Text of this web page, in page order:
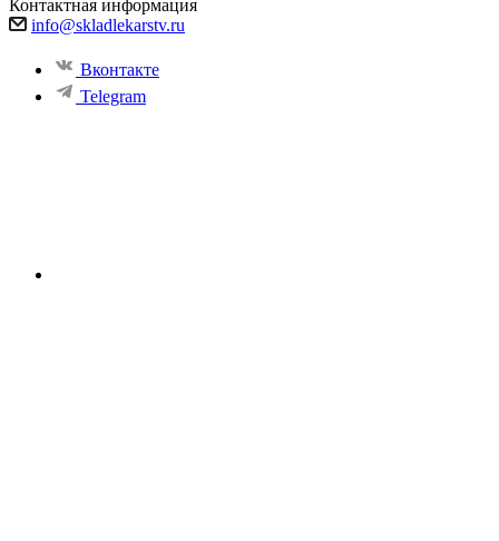
Контактная информация
info@skladlekarstv.ru
Вконтакте
Telegram